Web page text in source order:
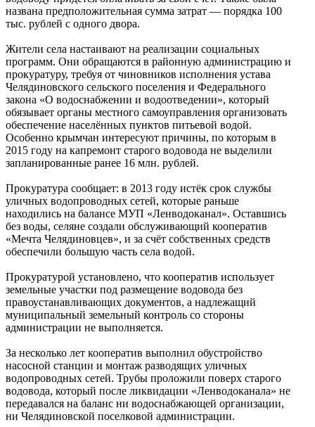
названа предположительная сумма затрат — порядка 100
тыс. рублей с одного двора.
Жители села настаивают на реализации социальных
программ. Они обращаются в районную администрацию и
прокуратуру, требуя от чиновников исполнения устава
Челядиновского сельского поселения и Федерального
закона «О водоснабжении и водоотведении», который
обязывает органы местного самоуправления организовать
обеспечение населённых пунктов питьевой водой.
Особенно крымчан интересуют причины, по которым в
2015 году на капремонт старого водовода не выделили
запланированные ранее 16 млн. рублей.
Прокуратура сообщает: в 2013 году истёк срок службы
уличных водопроводных сетей, которые раньше
находились на балансе МУП «Ленводоканал». Оставшись
без воды, селяне создали обслуживающий кооператив
«Мечта Челядиновцев», и за счёт собственных средств
обеспечили большую часть села водой.
Прокуратурой установлено, что кооператив использует
земельные участки под размещение водовода без
правоустанавливающих документов, а надлежащий
муниципальный земельный контроль со стороны
администрации не выполняется.
За несколько лет кооператив выполнил обустройство
насосной станции и монтаж разводящих уличных
водопроводных сетей. Трубы проложили поверх старого
водовода, который после ликвидации «Ленводоканала» не
передавался на баланс ни водоснабжающей организации,
ни Челядиновской поселковой администрации.